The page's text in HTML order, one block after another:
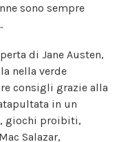
sono sempre
di Jane Austen,
nella verde
consigli grazie alla
in un
giochi proibiti,
Salazar,